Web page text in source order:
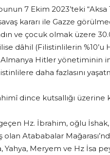
7 Ekim 2023’teki
kararı ile Gazze
ve çocuk olmak üzere
dâhil (Filistinlilerin %10’u
Hitler yönetiminin
daha fazlasını
dince kutsallığı
Hz. İbrahim, oğlu
olan Atababalar
Yahya, Meryem ve Hz İsa